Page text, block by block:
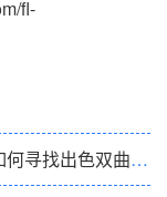
fl-
双曲铝单板生产厂家什么公司好？教你如何寻找出色双曲铝单板